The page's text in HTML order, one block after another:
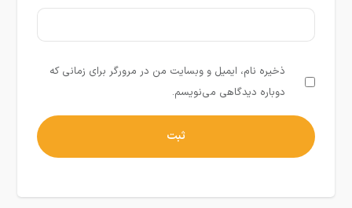
ذخیره نام، ایمیل و وبسایت من در مرورگر برای زمانی که
دوباره دیدگاهی می‌نویسم.